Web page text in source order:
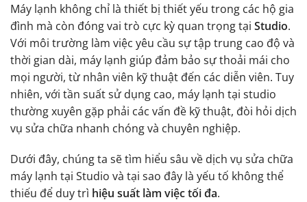
Máy lạnh không chỉ là thiết bị thiết yếu trong các hộ gia
đình mà còn đóng vai trò cực kỳ quan trọng tại Studio.
Với môi trường làm việc yêu cầu sự tập trung cao độ và
thời gian dài, máy lạnh giúp đảm bảo sự thoải mái cho
mọi người, từ nhân viên kỹ thuật đến các diễn viên. Tuy
nhiên, với tần suất sử dụng cao, máy lạnh tại studio
thường xuyên gặp phải các vấn đề kỹ thuật, đòi hỏi dịch
vụ sửa chữa nhanh chóng và chuyên nghiệp.
Dưới đây, chúng ta sẽ tìm hiểu sâu về dịch vụ sửa chữa
máy lạnh tại Studio và tại sao đây là yếu tố không thể
thiếu để duy trì hiệu suất làm việc tối đa.